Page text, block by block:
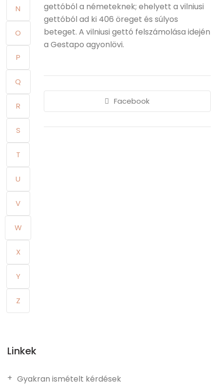
N
O
P
Q
R
S
T
U
V
W
X
Y
Z
gettóból a németeknek; ehelyett a vilniusi
gettóból ad ki 406 öreget és súlyos
beteget. A vilniusi gettó felszámolása idején
a Gestapo agyonlövi.
Facebook
Linkek
Gyakran ismételt kérdések